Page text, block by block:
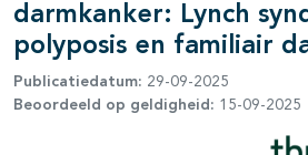
darmkanker: Lynch
polyposis en familiair
Publicatiedatum: 29-09-2025
Beoordeeld op geldigheid: 15-09-2025